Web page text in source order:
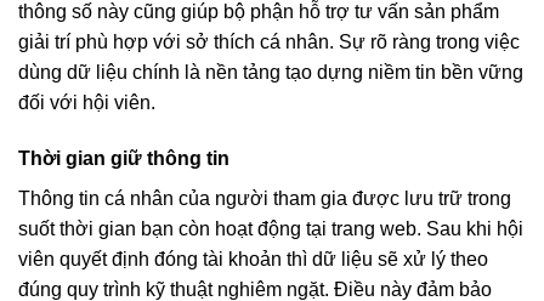
thông số này cũng giúp bộ phận hỗ trợ tư vấn sản phẩm
giải trí phù hợp với sở thích cá nhân. Sự rõ ràng trong việc
dùng dữ liệu chính là nền tảng tạo dựng niềm tin bền vững
đối với hội viên.
Thời gian giữ thông tin
Thông tin cá nhân của người tham gia được lưu trữ trong
suốt thời gian bạn còn hoạt động tại trang web. Sau khi hội
viên quyết định đóng tài khoản thì dữ liệu sẽ xử lý theo
đúng quy trình kỹ thuật nghiêm ngặt. Điều này đảm bảo